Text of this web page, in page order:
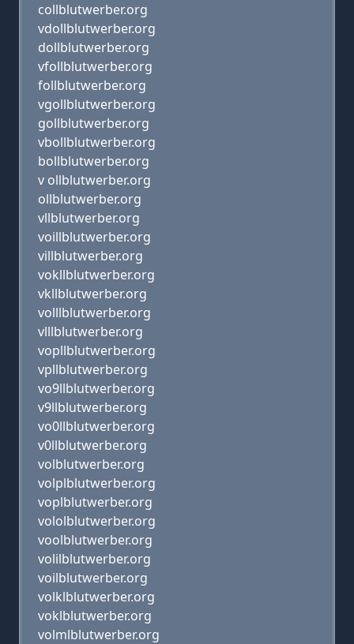
collblutwerber.org
vdollblutwerber.org
dollblutwerber.org
vfollblutwerber.org
follblutwerber.org
vgollblutwerber.org
gollblutwerber.org
vbollblutwerber.org
bollblutwerber.org
v ollblutwerber.org
ollblutwerber.org
vllblutwerber.org
voillblutwerber.org
villblutwerber.org
vokllblutwerber.org
vkllblutwerber.org
volllblutwerber.org
vlllblutwerber.org
vopllblutwerber.org
vpllblutwerber.org
vo9llblutwerber.org
v9llblutwerber.org
vo0llblutwerber.org
v0llblutwerber.org
volblutwerber.org
volplblutwerber.org
voplblutwerber.org
vololblutwerber.org
voolblutwerber.org
volilblutwerber.org
voilblutwerber.org
volklblutwerber.org
voklblutwerber.org
volmlblutwerber.org